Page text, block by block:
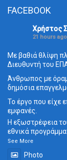
FACEBOOK
Χρήστος
21 hours ago
Με βαθιά θλίψη
Διευθυντή του
Άνθρωπος με
δημόσια
Το έργο που είχε
εμφανές.
Η εξωστρέφεια
εθνικά
See More
Photo